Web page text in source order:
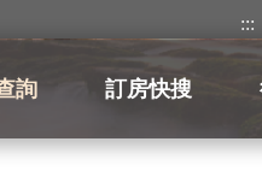
:::
詢 訂房快搜